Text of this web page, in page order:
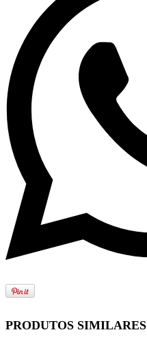
PRODUTOS SIMILARES